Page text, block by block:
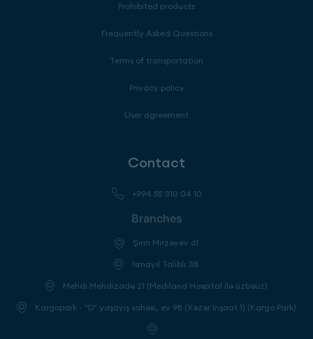
Prohibited products
Frequently Asked Questions
Terms of transportation
Privacy policy
User agreement
Contact
+994 55 310 04 10
Branches
Şirin Mirzəyev 61
İsmayıl Talıblı 38
Mehdi Mehdizadə 21 (Mediland Hospital ilə üzbəüz)
Kargopark - "D" yaşayış sahəsi, ev 9B (Xəzər İnşaat 1) (Kargo Park)